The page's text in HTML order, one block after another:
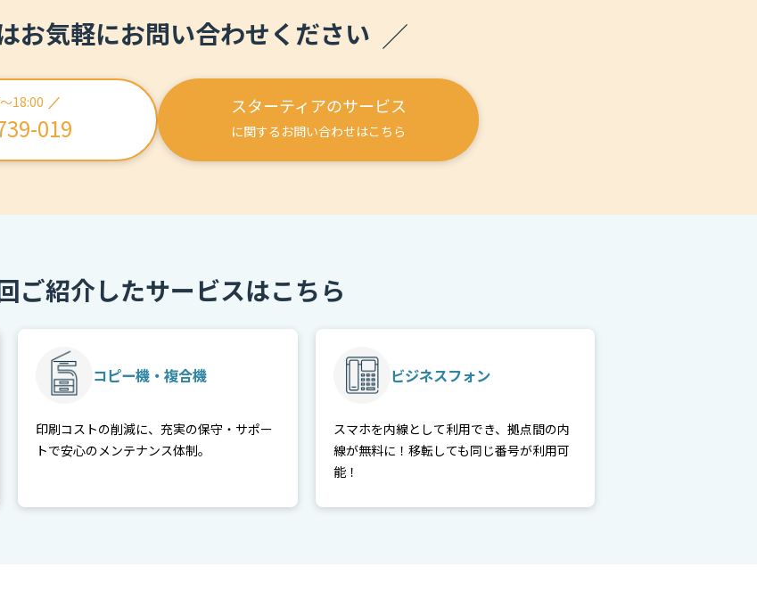
お気軽にお問い合わせください
18:00
019
スターティアのサービス
に関するお問い合わせはこちら
ご紹介したサービスはこちら
コピー機・複合機
印刷コストの削減に、充実の保守・サポー
トで安心のメンテナンス体制。
ビジネスフォン
スマホを内線として利用でき、拠点間の内
線が無料に！移転しても同じ番号が利用可
能！